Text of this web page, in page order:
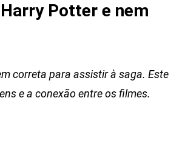
Potter e nem
correta para assistir à saga. Este
e a conexão entre os filmes.